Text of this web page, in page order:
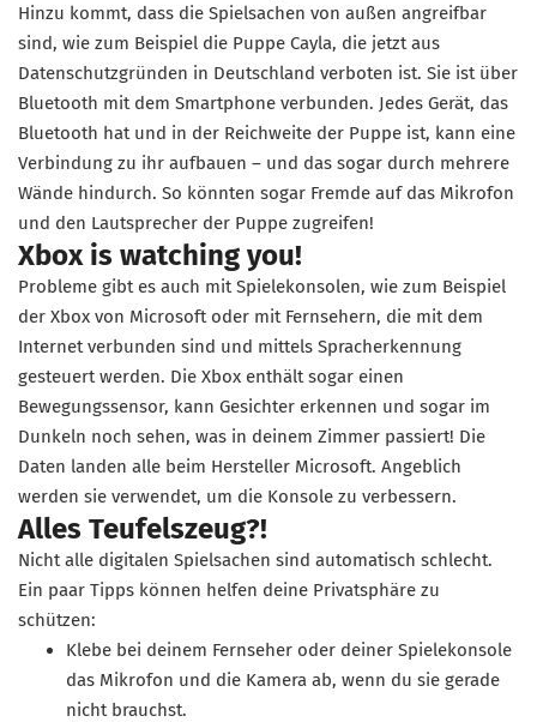
Hinzu kommt, dass die Spielsachen von außen angreifbar
sind, wie zum Beispiel die Puppe Cayla, die jetzt aus
Datenschutzgründen in Deutschland verboten ist. Sie ist über
Bluetooth mit dem Smartphone verbunden. Jedes Gerät, das
Bluetooth hat und in der Reichweite der Puppe ist, kann eine
Verbindung zu ihr aufbauen – und das sogar durch mehrere
Wände hindurch. So könnten sogar Fremde auf das Mikrofon
und den Lautsprecher der Puppe zugreifen!
Xbox is watching you!
Probleme gibt es auch mit Spielekonsolen, wie zum Beispiel
der Xbox von Microsoft oder mit Fernsehern, die mit dem
Internet verbunden sind und mittels Spracherkennung
gesteuert werden. Die Xbox enthält sogar einen
Bewegungssensor, kann Gesichter erkennen und sogar im
Dunkeln noch sehen, was in deinem Zimmer passiert! Die
Daten landen alle beim Hersteller Microsoft. Angeblich
werden sie verwendet, um die Konsole zu verbessern.
Alles Teufelszeug?!
Nicht alle digitalen Spielsachen sind automatisch schlecht.
Ein paar Tipps können helfen deine Privatsphäre zu
schützen:
Klebe bei deinem Fernseher oder deiner Spielekonsole
das Mikrofon und die Kamera ab, wenn du sie gerade
nicht brauchst.